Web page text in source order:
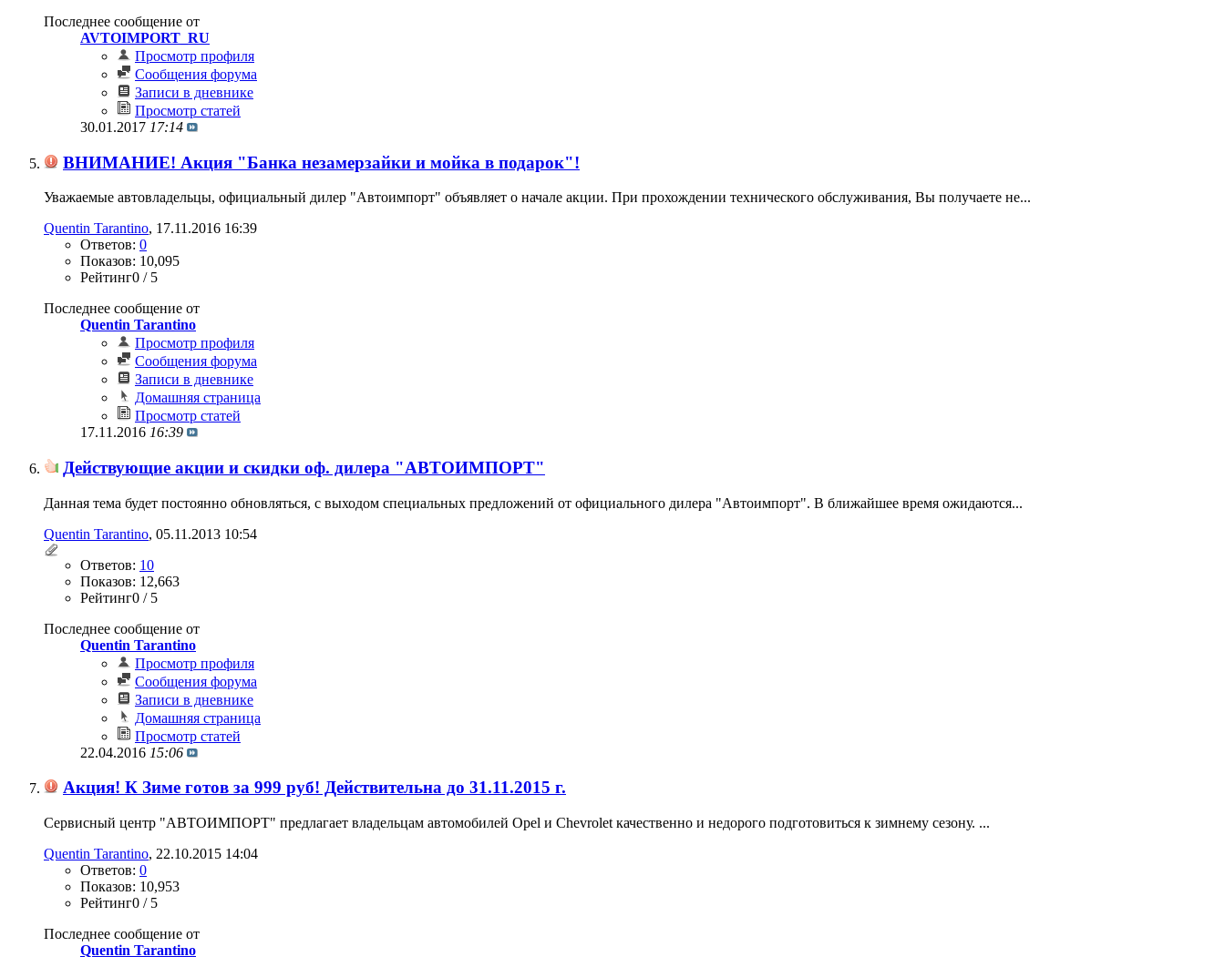
Последнее сообщение от
AVTOIMPORT_RU
Просмотр профиля
Сообщения форума
Записи в дневнике
Просмотр статей
30.01.2017 17:14
ВНИМАНИЕ! Акция "Банка незамерзайки и мойка в подарок"!
Уважаемые автовладельцы, официальный дилер "Автоимпорт" объявляет о начале акции. При прохождении технического обслуживания, Вы получаете не...
Quentin Tarantino‎, 17.11.2016 16:39
Ответов: 0
Показов: 10,095
Рейтинг0 / 5
Последнее сообщение от
Quentin Tarantino
Просмотр профиля
Сообщения форума
Записи в дневнике
Домашняя страница
Просмотр статей
17.11.2016 16:39
Действующие акции и скидки оф. дилера "АВТОИМПОРТ"
Данная тема будет постоянно обновляться, с выходом специальных предложений от официального дилера "Автоимпорт". В ближайшее время ожидаются...
Quentin Tarantino‎, 05.11.2013 10:54
Ответов: 10
Показов: 12,663
Рейтинг0 / 5
Последнее сообщение от
Quentin Tarantino
Просмотр профиля
Сообщения форума
Записи в дневнике
Домашняя страница
Просмотр статей
22.04.2016 15:06
Акция! К Зиме готов за 999 руб! Действительна до 31.11.2015 г.
Сервисный центр "АВТОИМПОРТ" предлагает владельцам автомобилей Opel и Chevrolet качественно и недорого подготовиться к зимнему сезону. ...
Quentin Tarantino‎, 22.10.2015 14:04
Ответов: 0
Показов: 10,953
Рейтинг0 / 5
Последнее сообщение от
Quentin Tarantino